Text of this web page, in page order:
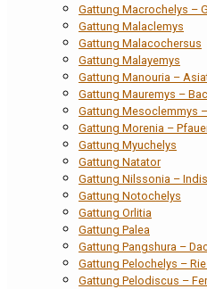
Gattung Macrochelys –
Gattung Malaclemys
Gattung Malacochersus
Gattung Malayemys
Gattung Manouria –
Gattung Mauremys –
Gattung Mesoclemmys
Gattung Morenia –
Gattung Myuchelys
Gattung Natator
Gattung Nilssonia –
Gattung Notochelys
Gattung Orlitia
Gattung Palea
Gattung Pangshura –
Gattung Pelochelys –
Gattung Pelodiscus –